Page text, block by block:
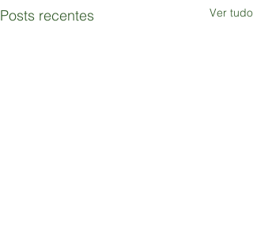
Posts recentes Ver tudo